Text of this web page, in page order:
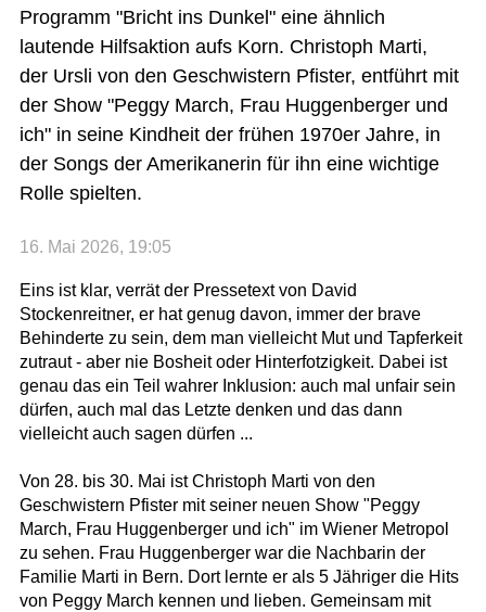
Programm "Bricht ins Dunkel" eine ähnlich
lautende Hilfsaktion aufs Korn. Christoph Marti,
der Ursli von den Geschwistern Pfister, entführt mit
der Show "Peggy March, Frau Huggenberger und
ich" in seine Kindheit der frühen 1970er Jahre, in
der Songs der Amerikanerin für ihn eine wichtige
Rolle spielten.
16. Mai 2026, 19:05
Eins ist klar, verrät der Pressetext von David
Stockenreitner, er hat genug davon, immer der brave
Behinderte zu sein, dem man vielleicht Mut und Tapferkeit
zutraut - aber nie Bosheit oder Hinterfotzigkeit. Dabei ist
genau das ein Teil wahrer Inklusion: auch mal unfair sein
dürfen, auch mal das Letzte denken und das dann
vielleicht auch sagen dürfen ...
Von 28. bis 30. Mai ist Christoph Marti von den
Geschwistern Pfister mit seiner neuen Show "Peggy
March, Frau Huggenberger und ich" im Wiener Metropol
zu sehen. Frau Huggenberger war die Nachbarin der
Familie Marti in Bern. Dort lernte er als 5 Jähriger die Hits
von Peggy March kennen und lieben. Gemeinsam mit